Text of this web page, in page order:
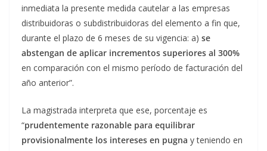
inmediata la presente medida cautelar a las empresas
distribuidoras o subdistribuidoras del elemento a fin que,
durante el plazo de 6 meses de su vigencia: a) se
abstengan de aplicar incrementos superiores al 300%
en comparación con el mismo período de facturación del
año anterior”.
La magistrada interpreta que ese, porcentaje es
“prudentemente razonable para equilibrar
provisionalmente los intereses en pugna y teniendo en